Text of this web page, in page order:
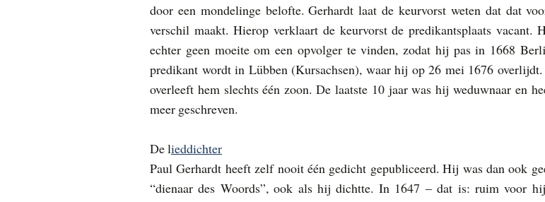
door een mondelinge belofte. Gerhardt laat de keurvorst weten dat dat
verschil maakt. Hierop verklaart de keurvorst de predikantsplaats vacant.
echter geen moeite om een opvolger te vinden, zodat hij pas in 1668
predikant wordt in Lübben (Kursachsen), waar hij op 26 mei 1676
overleeft hem slechts één zoon. De laatste 10 jaar was hij weduwnaar en
meer geschreven.
De lieddichter
Paul Gerhardt heeft zelf nooit één gedicht gepubliceerd. Hij was dan ook
“dienaar des Woords”, ook als hij dichtte. In 1647 – dat is: ruim voor